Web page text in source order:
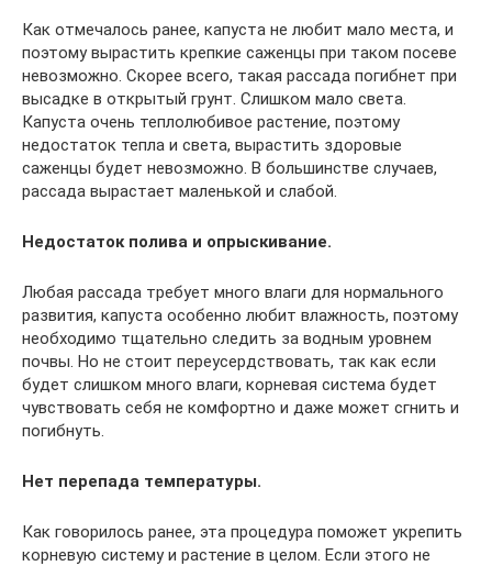
Как отмечалось ранее, капуста не любит мало места, и
поэтому вырастить крепкие саженцы при таком посеве
невозможно. Скорее всего, такая рассада погибнет при
высадке в открытый грунт. Слишком мало света.
Капуста очень теплолюбивое растение, поэтому
недостаток тепла и света, вырастить здоровые
саженцы будет невозможно. В большинстве случаев,
рассада вырастает маленькой и слабой.
Недостаток полива и опрыскивание.
Любая рассада требует много влаги для нормального
развития, капуста особенно любит влажность, поэтому
необходимо тщательно следить за водным уровнем
почвы. Но не стоит переусердствовать, так как если
будет слишком много влаги, корневая система будет
чувствовать себя не комфортно и даже может сгнить и
погибнуть.
Нет перепада температуры.
Как говорилось ранее, эта процедура поможет укрепить
корневую систему и растение в целом. Если этого не